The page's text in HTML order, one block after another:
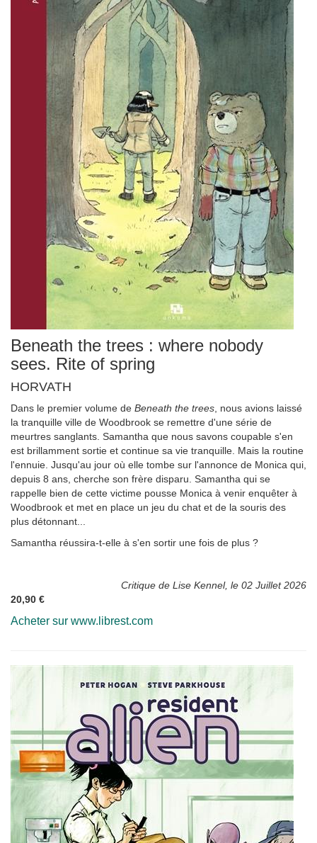
Beneath the trees : where nobody
sees. Rite of spring
HORVATH
Dans le premier volume de Beneath the trees , nous avions laissé
la tranquille ville de Woodbrook se remettre d'une série de
meurtres sanglants. Samantha que nous savons coupable s'en
est brillamment sortie et continue sa vie tranquille. Mais la routine
l'ennuie. Jusqu'au jour où elle tombe sur l'annonce de Monica qui,
depuis 8 ans, cherche son frère disparu. Samantha qui se
rappelle bien de cette victime pousse Monica à venir enquêter à
Woodbrook et met en place un jeu du chat et de la souris des
plus détonnant...
Samantha réussira-t-elle à s'en sortir une fois de plus ?
Critique de Lise Kennel, le 02 Juillet 2026
20,90 €
Acheter sur www.librest.com